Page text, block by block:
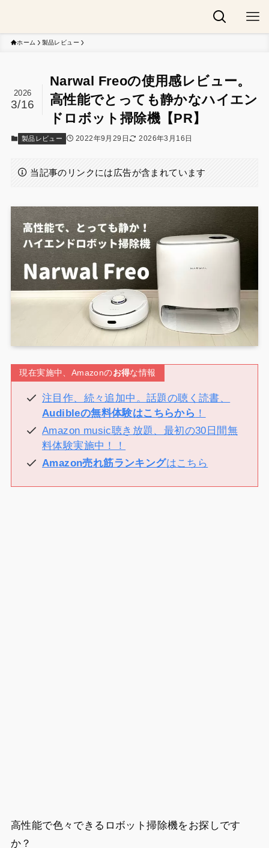
ホーム 製品レビュー
Narwal Freoの使用感レビュー。
高性能でとっても静かなハイエン
ドロボット掃除機【PR】
2026
3/16
製品レビュー 2022年9月29日 2026年3月16日
当記事のリンクには広告が含まれています
現在実施中、Amazonのお得な情報
注目作、続々追加中。話題の聴く読書、
Audibleの無料体験はこちらから ！
Amazon music聴き放題、最初の30日間無
料体験実施中！！
Amazon売れ筋ランキングはこちら
高性能で色々できるロボット掃除機をお探しです
か？